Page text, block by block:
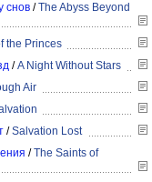
снов /The Abyss Beyond
the Princes
/A Night Without Stars
Air
/Salvation Lost
/The Saints of